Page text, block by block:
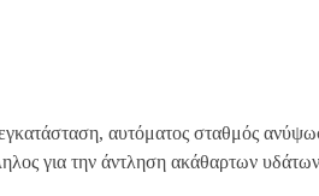
αυτόματος σταθμός
για την άντληση ακάθαρτων